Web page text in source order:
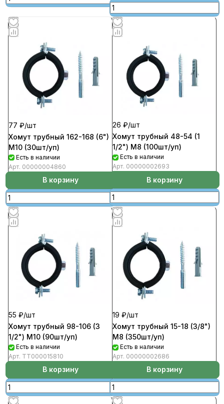
77 ₽/шт
Хомут трубный 162-168 (6")
М10 (30шт/уп)
Есть в наличии
Арт. 00000004860
В корзину
26 ₽/шт
Хомут трубный 48-54 (1
1/2") М8 (100шт/уп)
Есть в наличии
Арт. 00000002693
В корзину
55 ₽/шт
Хомут трубный 98-106 (3
1/2") М10 (90шт/уп)
Есть в наличии
Арт. ТТ000015810
В корзину
19 ₽/шт
Хомут трубный 15-18 (3/8")
М8 (350шт/уп)
Есть в наличии
Арт. 00000002686
В корзину